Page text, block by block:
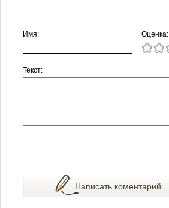
Имя: Оценка:
Текст:
Написать коментарий